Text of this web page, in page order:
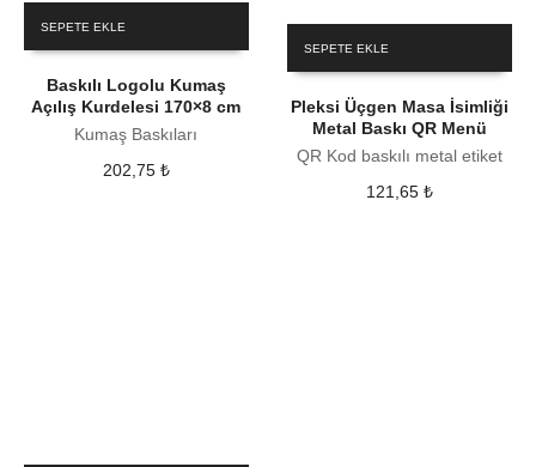
SEPETE EKLE
Baskılı Logolu Kumaş
Açılış Kurdelesi 170×8 cm
Kumaş Baskıları
202,75 ₺
SEPETE EKLE
Pleksi Üçgen Masa İsimliği
Metal Baskı QR Menü
QR Kod baskılı metal etiket
121,65₺